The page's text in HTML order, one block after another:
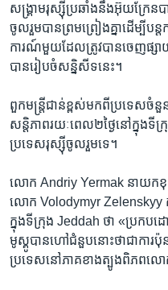
សង្គ្រាម​រុស្ស៊ី​ប្រឆាំង​នឹង​អ៊ុយក្រែន​
ចូលរួម​បាន​ព្រមព្រៀង​គ្នា​ដើម្បី​បន្ត​
ការណ៍​មួយ​ដែល​ត្រូវ​បាន​ចេញផ្ស
បាន​រៀបចំ​សន្និសីទ​នេះ។
ពួក​មន្ត្រី​ជាន់​ខ្ពស់​មកពី​ប្រទេស​
សន្តិភាព​រយៈពេល​២ថ្ងៃ​នៅ​ក្នុង​ទីក្
ប្រទេស​រុស្ស៊ី​ចូលរួម​ទេ។
លោក Andriy Yermak នាយក​
លោក Volodymyr Zelenskyy ក
ក្នុង​ទីក្រុង Jeddah ថា «ប្រកប​ដ
មូស្គូបាន​ហៅ​ជំនួប​នោះ​ថា​ជា​ការ
ប្រទេស​នៅ​ភាគ​ខាងត្បូង​ពិភពលោក​